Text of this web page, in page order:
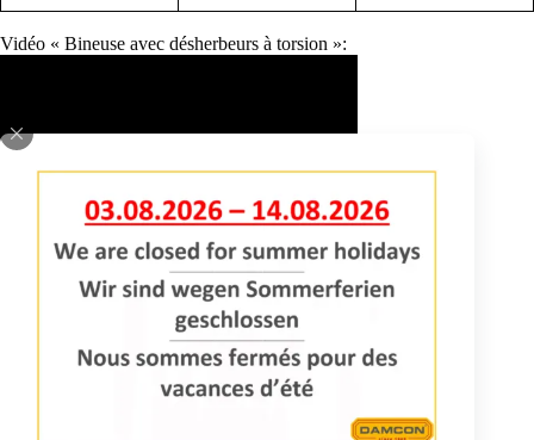
Vidéo « Bineuse avec désherbeurs à torsion »: